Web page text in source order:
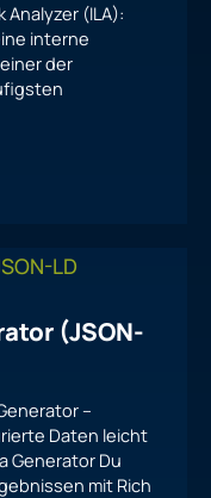
Analyzer (ILA):
interne
der
(JSON-
–
Daten leicht
Generator Du
mit Rich